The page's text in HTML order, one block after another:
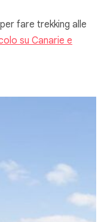
fare trekking alle
su Canarie e